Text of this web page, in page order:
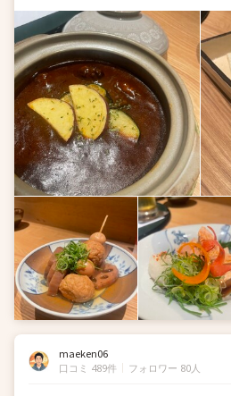
maeken06
口コミ 489件 フォロワー 80人